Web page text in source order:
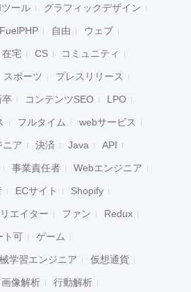
ツール グラフィックデザイン
FuelPHP 自由 ウェブ
在宅 CS コミュニティ
スポーツ プレスリリース
卒 コンテンツSEO LPO
フルタイム webサービス
ニア 決済 Java API
事業責任者 Webエンジニア
ECサイト Shopify
エイター ファン Redux
ト可 ゲーム
学習エンジニア 仮想通貨
画像解析 行動解析